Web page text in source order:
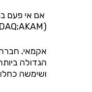
אם אי פעם
(NASDAQ;AKAM).
ושימשה